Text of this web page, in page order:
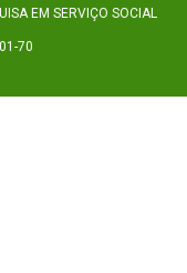
EM SERVIÇO SOCIAL
70